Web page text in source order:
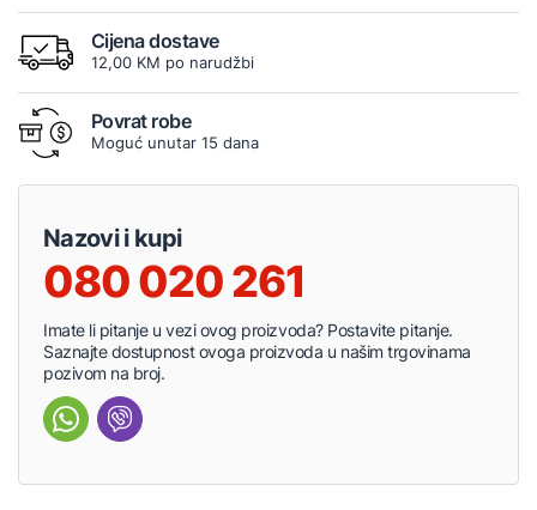
Cijena dostave
12,00 KM po narudžbi
Povrat robe
Moguć unutar 15 dana
Nazovi i kupi
080 020 261
Imate li pitanje u vezi ovog proizvoda? Postavite pitanje.
Saznajte dostupnost ovoga proizvoda u našim trgovinama
pozivom na broj.